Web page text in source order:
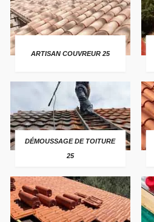
ARTISAN COUVREUR 25
DÉMOUSSAGE DE TOITURE
25